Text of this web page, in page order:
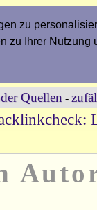
zu
zu Ihrer
Quellen -